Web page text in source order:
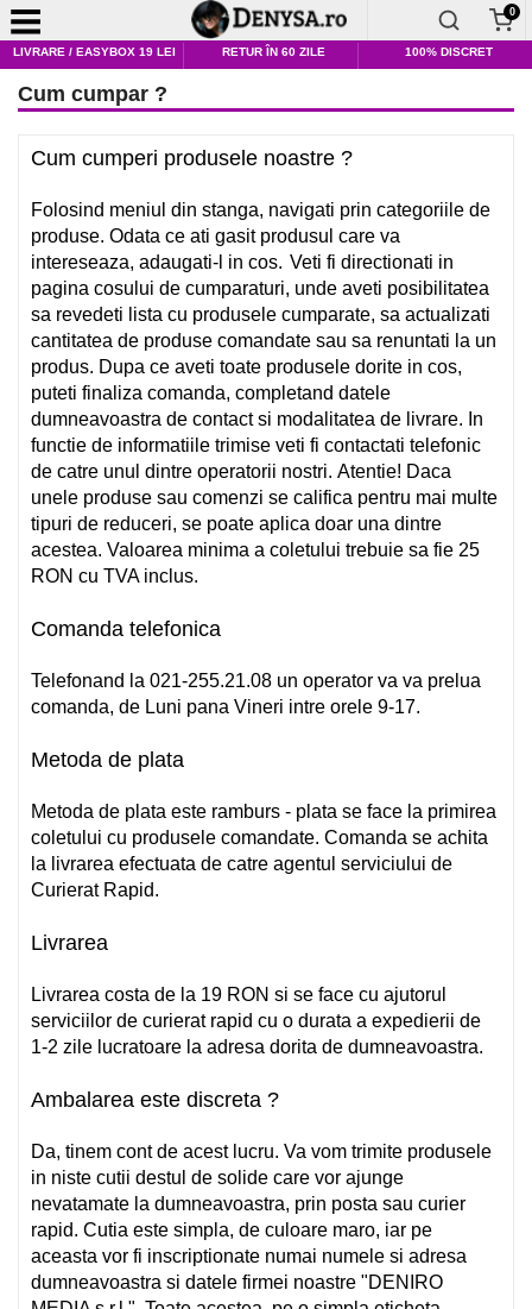
0
LIVRARE / EASYBOX 19 LEI RETUR ÎN 60 ZILE 100% DISCRET
Cum cumpar ?
Cum cumperi produsele noastre ?
Folosind meniul din stanga, navigati prin categoriile de
produse. Odata ce ati gasit produsul care va
intereseaza, adaugati-l in cos. Veti fi directionati in
pagina cosului de cumparaturi, unde aveti posibilitatea
sa revedeti lista cu produsele cumparate, sa actualizati
cantitatea de produse comandate sau sa renuntati la un
produs. Dupa ce aveti toate produsele dorite in cos,
puteti finaliza comanda, completand datele
dumneavoastra de contact si modalitatea de livrare. In
functie de informatiile trimise veti fi contactati telefonic
de catre unul dintre operatorii nostri. Atentie! Daca
unele produse sau comenzi se califica pentru mai multe
tipuri de reduceri, se poate aplica doar una dintre
acestea. Valoarea minima a coletului trebuie sa fie 25
RON cu TVA inclus.
Comanda telefonica
Telefonand la 021-255.21.08 un operator va va prelua
comanda, de Luni pana Vineri intre orele 9-17.
Metoda de plata
Metoda de plata este ramburs - plata se face la primirea
coletului cu produsele comandate. Comanda se achita
la livrarea efectuata de catre agentul serviciului de
Curierat Rapid.
Livrarea
Livrarea costa de la 19 RON si se face cu ajutorul
serviciilor de curierat rapid cu o durata a expedierii de
1-2 zile lucratoare la adresa dorita de dumneavoastra.
Ambalarea este discreta ?
Da, tinem cont de acest lucru. Va vom trimite produsele
in niste cutii destul de solide care vor ajunge
nevatamate la dumneavoastra, prin posta sau curier
rapid. Cutia este simpla, de culoare maro, iar pe
aceasta vor fi inscriptionate numai numele si adresa
dumneavoastra si datele firmei noastre "DENIRO